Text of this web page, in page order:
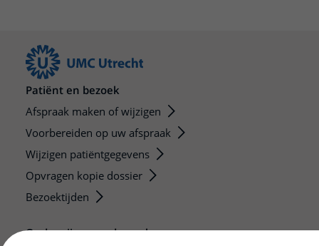
Patiënt en bezoek
Afspraak maken of wijzigen
Voorbereiden op uw afspraak
Wijzigen patiëntgegevens
Opvragen kopie dossier
Bezoektijden
Onderwijs en onderzoek